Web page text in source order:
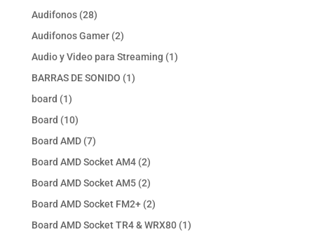
productos
Audifonos 2828
productos
Audifonos Gamer 22
productos
Audio y Video para Streaming 11
BARRAS DE SONIDO 11
board 11
producto
Board 1010
productos
Board AMD 77
productos
Board AMD Socket AM4 22
productos
Board AMD Socket AM5 22
productos
Board AMD Socket FM2+ 22
productos
Board AMD Socket TR4 & WRX80 11